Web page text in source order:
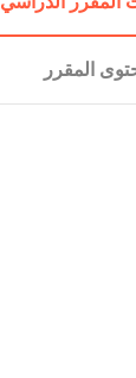
المقرر